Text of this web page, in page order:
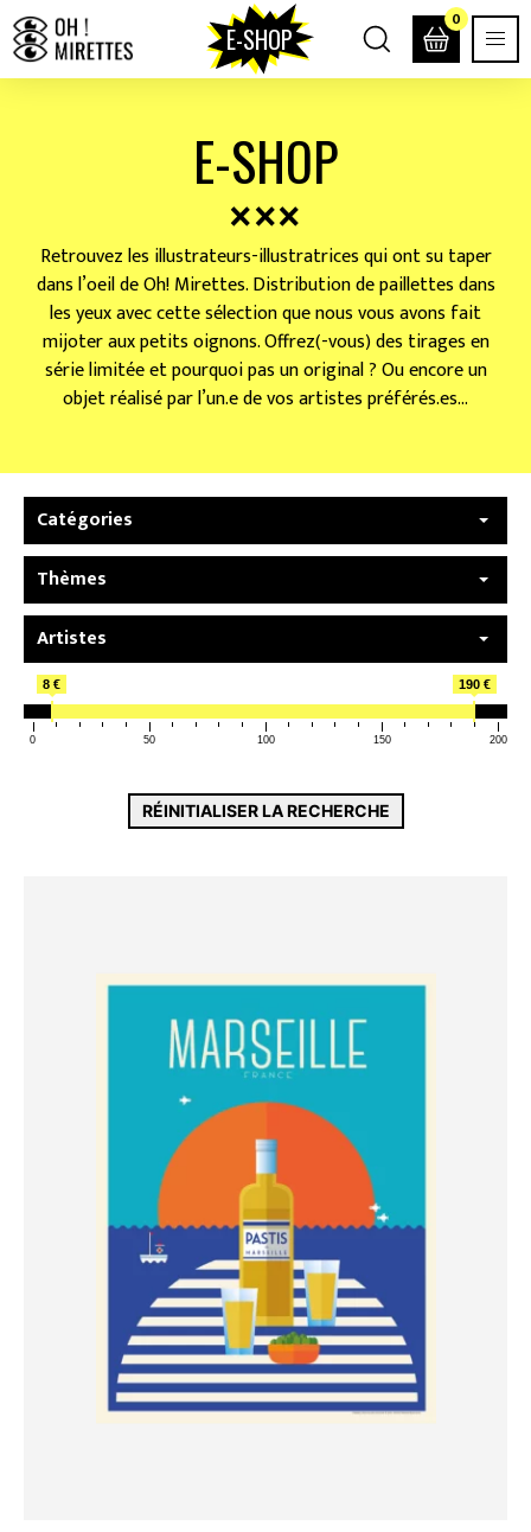
E-SHOP
0
E-SHOP
Retrouvez les illustrateurs-illustratrices qui ont su taper
dans l’oeil de Oh! Mirettes. Distribution de paillettes dans
les yeux avec cette sélection que nous vous avons fait
mijoter aux petits oignons. Offrez(-vous) des tirages en
série limitée et pourquoi pas un original ? Ou encore un
objet réalisé par l’un.e de vos artistes préférés.es…
Catégories
Thèmes
Artistes
8 € 190 €
0 50 100 150 200
RÉINITIALISER LA RECHERCHE